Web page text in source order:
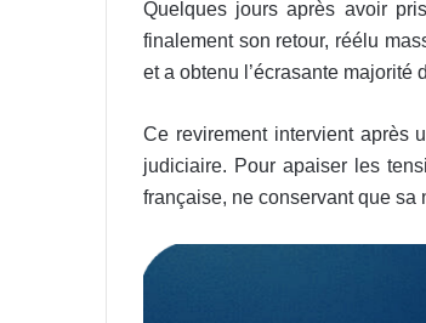
Quelques jours après avoir
finalement son retour, réélu
et a obtenu l’écrasante majorité
Ce revirement intervient après
judiciaire. Pour apaiser les
française, ne conservant que sa